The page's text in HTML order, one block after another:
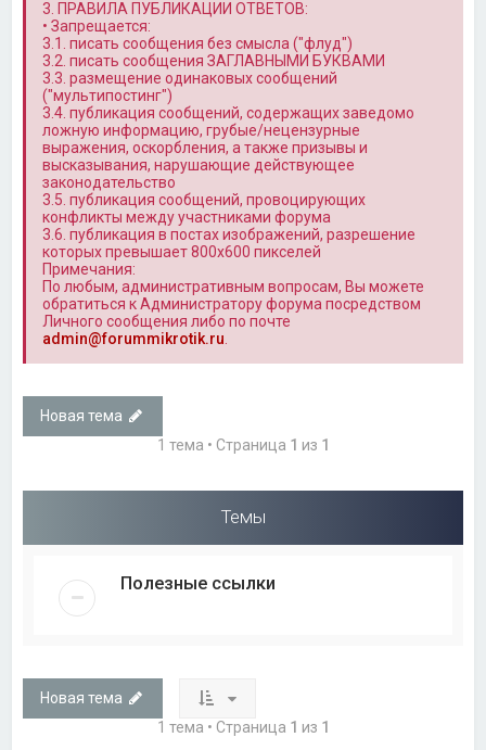
3. ПРАВИЛА ПУБЛИКАЦИИ ОТВЕТОВ:
• Запрещается:
3.1. писать сообщения без смысла ("флуд")
3.2. писать сообщения ЗАГЛАВНЫМИ БУКВАМИ
3.3. размещение одинаковых сообщений
("мультипостинг")
3.4. публикация сообщений, содержащих заведомо
ложную информацию, грубые/нецензурные
выражения, оскорбления, а также призывы и
высказывания, нарушающие действующее
законодательство
3.5. публикация сообщений, провоцирующих
конфликты между участниками форума
3.6. публикация в постах изображений, разрешение
которых превышает 800x600 пикселей
Примечания:
По любым, административным вопросам, Вы можете
обратиться к Администратору форума посредством
Личного сообщения либо по почте
admin@forummikrotik.ru
Новая тема
1 тема • Страница 1 из 1
Темы
Полезные ссылки
Новая тема
1 тема • Страница 1 из 1